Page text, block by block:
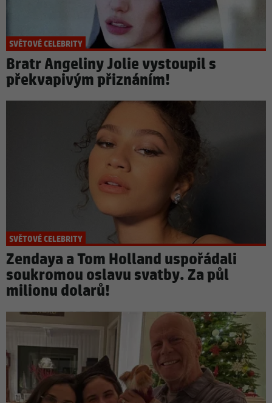
SVĚTOVÉ CELEBRITY
Bratr Angeliny Jolie vystoupil s
překvapivým přiznáním!
SVĚTOVÉ CELEBRITY
Zendaya a Tom Holland uspořádali
soukromou oslavu svatby. Za půl
milionu dolarů!